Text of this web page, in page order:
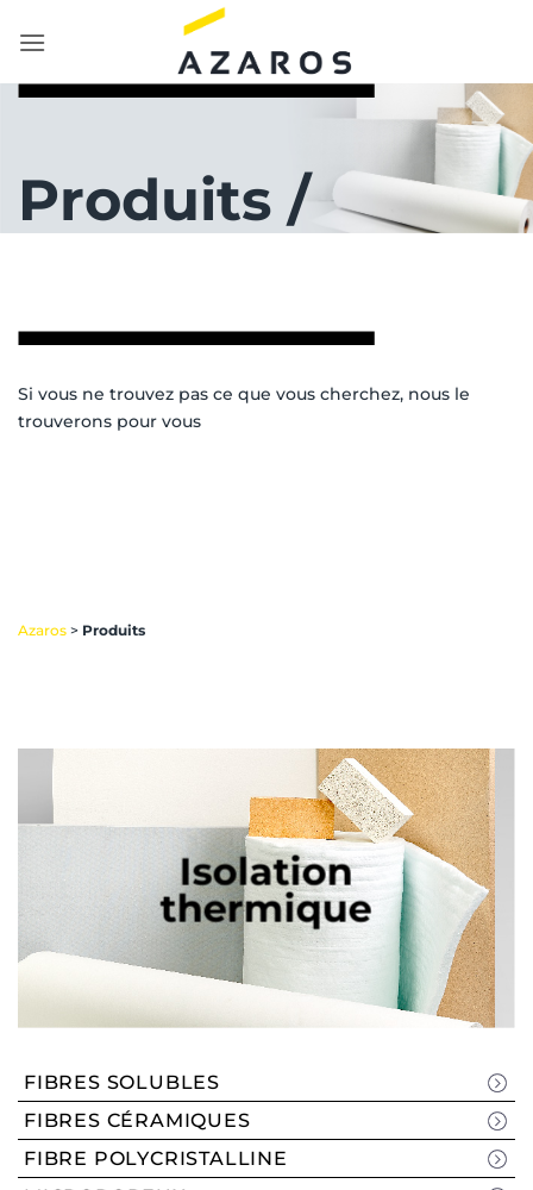
au
Produits /
Si vous ne trouvez pas ce que vous cherchez, nous le
trouverons pour vous
Azaros > Produits
Isolation
thermique
FIBRES SOLUBLES
FIBRES CÉRAMIQUES
FIBRE POLYCRISTALLINE